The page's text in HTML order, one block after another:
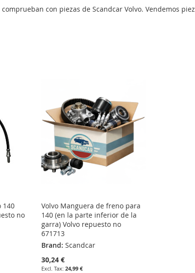
con piezas de Scandcar Volvo. Vendemos
140
no
Volvo Manguera de freno para
140 (en la parte inferior de la
garra) Volvo repuesto no
671713
Brand: Scandcar
30,24 €
24,99 €